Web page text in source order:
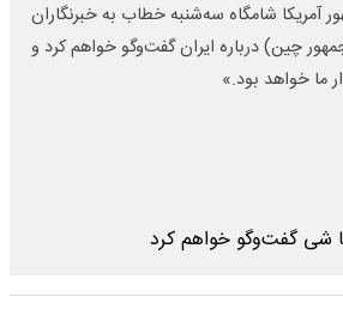
آمریکا شامگاه سه‌شنبه خطاب به خبرنگاران
چین) درباره ایران گفت‌وگو خواهم کرد و
ما خواهد بود.»